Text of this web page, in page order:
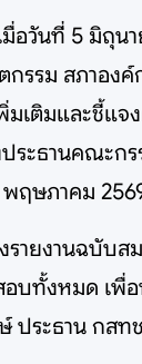
มื่อวันที่ 5 มิถุ
รรม สภาอง
มเติมและชี้แ
ะธานคณะกร
ฤษภาคม
ายงานฉบับ
อบทั้งหมด เ
ระธาน กสท